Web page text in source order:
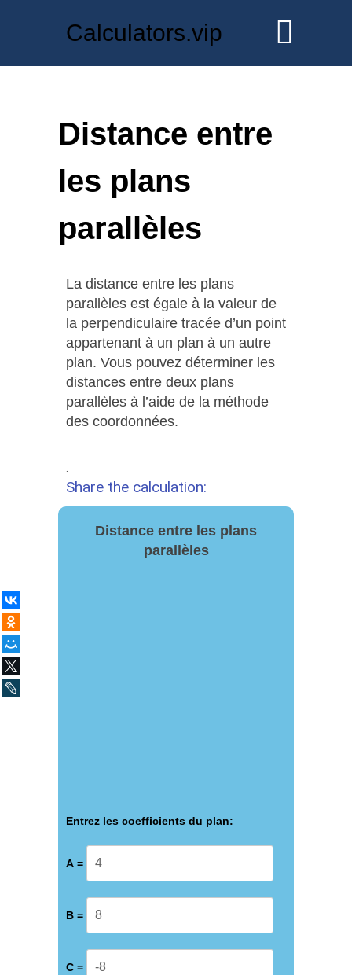
Calculators.vip
Distance entre
les plans
parallèles
La distance entre les plans
parallèles est égale à la valeur de
la perpendiculaire tracée d’un point
appartenant à un plan à un autre
plan. Vous pouvez déterminer les
distances entre deux plans
parallèles à l’aide de la méthode
des coordonnées.
Share the calculation:
Distance entre les plans
parallèles
Entrez les coefficients du plan:
А =
B =
C =